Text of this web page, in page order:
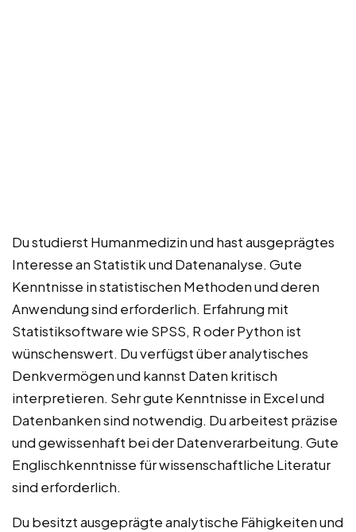
Du studierst Humanmedizin und hast ausgeprägtes
Interesse an Statistik und Datenanalyse. Gute
Kenntnisse in statistischen Methoden und deren
Anwendung sind erforderlich. Erfahrung mit
Statistiksoftware wie SPSS, R oder Python ist
wünschenswert. Du verfügst über analytisches
Denkvermögen und kannst Daten kritisch
interpretieren. Sehr gute Kenntnisse in Excel und
Datenbanken sind notwendig. Du arbeitest präzise
und gewissenhaft bei der Datenverarbeitung. Gute
Englischkenntnisse für wissenschaftliche Literatur
sind erforderlich.
Du besitzt ausgeprägte analytische Fähigkeiten und